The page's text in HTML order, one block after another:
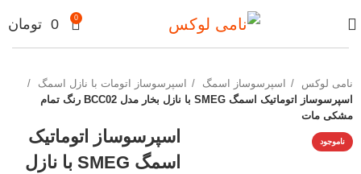
0
0 تومان
نامی لوکس اسپرسوساز اسمگ
اسپرسوساز اتومات با نازل اسمگ
اسپرسوساز اتوماتیک اسمگ SMEG با نازل بخار مدل BCC02 رنگ تمام
مشکی مات
ناموجود
اسپرسوساز اتوماتیک
اسمگ SMEG با نازل